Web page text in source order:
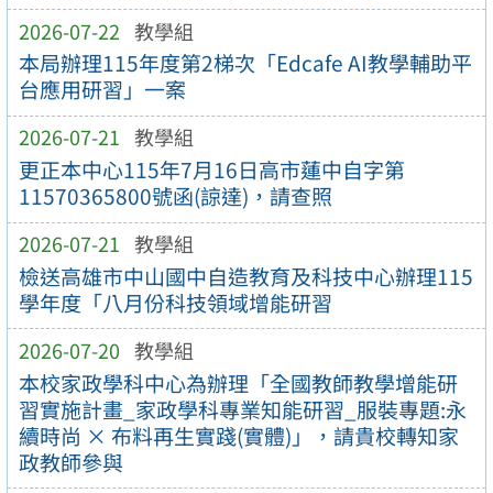
2026-07-22 教學組
本局辦理115年度第2梯次「Edcafe AI教學輔助平
台應用研習」一案
2026-07-21 教學組
更正本中心115年7月16日高市蓮中自字第
11570365800號函(諒達)，請查照
2026-07-21 教學組
檢送高雄市中山國中自造教育及科技中心辦理115
學年度「八月份科技領域增能研習
2026-07-20 教學組
本校家政學科中心為辦理「全國教師教學增能研
習實施計畫_家政學科專業知能研習_服裝專題:永
續時尚 × 布料再生實踐(實體)」，請貴校轉知家
政教師參與